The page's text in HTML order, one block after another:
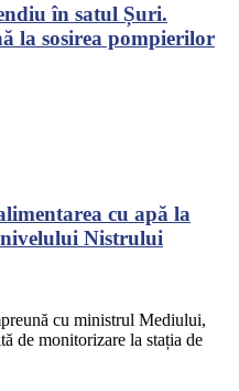
în satul Șuri.
la sosirea pompierilor
cu apă la
Nistrului
cu ministrul Mediului,
de monitorizare la stația de